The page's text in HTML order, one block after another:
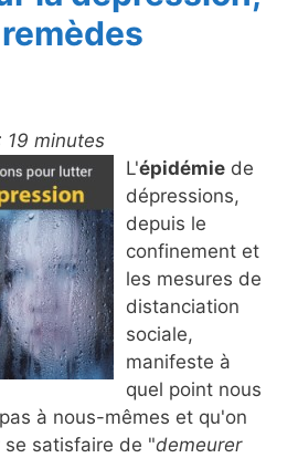
19 minutes
L'épidémie de
dépressions,
depuis le
confinement et
les mesures de
distanciation
sociale,
manifeste à
quel point nous
à nous-mêmes et qu'on
satisfaire de "demeurer